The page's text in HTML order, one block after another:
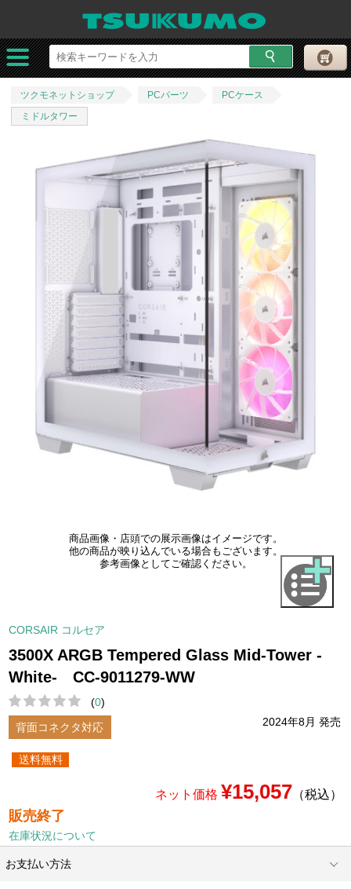
ツクモネットショップ PCパーツ
PCケース
ミドルタワー
商品画像・店頭での展示画像はイメージです。
他の商品が映り込んでいる場合もございます。
参考画像としてご確認ください。
CORSAIR コルセア
3500X ARGB Tempered Glass Mid-Tower -
White- CC-9011279-WW
(0)
背面コネクタ対応
2024年8月 発売
送料無料
ネット価格 ¥15,057 （税込）
販売終了
在庫状況について
お支払い方法